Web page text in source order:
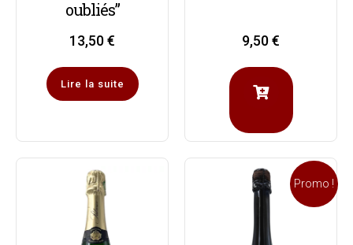
oubliés”
13,50€
Lire la suite
9,50€
Promo !